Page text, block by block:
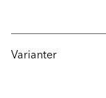
Varianter